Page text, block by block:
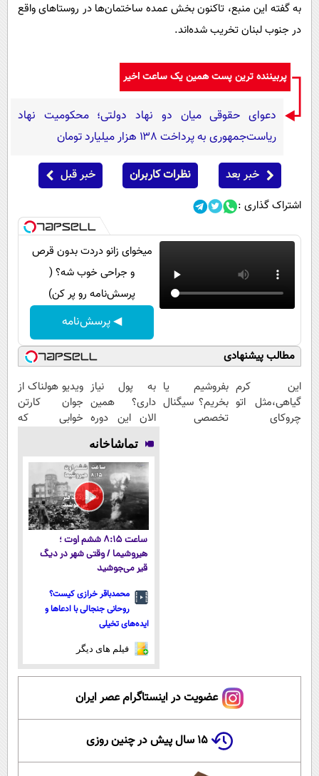
به گفته این منبع، تاکنون بخش عمده ساختمان‌ها در روستاهای واقع
در جنوب لبنان تخریب شده‌اند.
پربیننده ترین پست همین یک ساعت اخیر
دعوای حقوقی میان دو نهاد دولتی؛ محکومیت نهاد
ریاست‌جمهوری به پرداخت ۱۳۸ هزار میلیارد تومان
خبر بعد نظرات کاربران خبر قبل
اشتراک گذاری :
میخوای زانو دردت بدون قرص
و جراحی خوب شه؟ (
پرسش‌نامه رو پر کن)
◀ پرسش‌نامه
مطالب پیشنهادی
این کرم
گیاهی،مثل اتو
چروکای
بفروشیم یا
بخریم؟ سیگنال
تخصصی
به پول نیاز
داری؟ همین
الان این دوره
رایگان رو شرکت
کن تا دیر
نشده!
ویدیو هولناک از
جوان کارتن
خوابی که
تماشاخانه
ساعت ۸:۱۵ ششم اوت ؛
هیروشیما / وقتی شهر در دیگ
قیر می‌جوشید
محمدباقر خرازی کیست؟
روحانی جنجالی با ادعاها و
ایده‌های تخیلی
فیلم های دیگر
عضویت در اینستاگرام عصر ایران
۱۵ سال پیش در چنین روزی